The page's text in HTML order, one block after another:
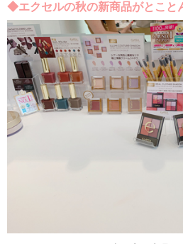
◆エクセルの秋の新商品がとこと